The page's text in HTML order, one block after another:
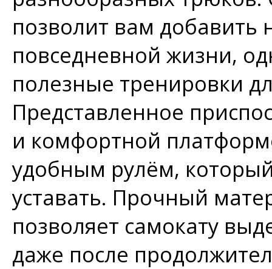
позволит вам добавить
повседневной жизни,
полезные тренировки
Представленное
и комфортной
удобным рулём,
уставать. Прочный
позволяет самокату
даже после